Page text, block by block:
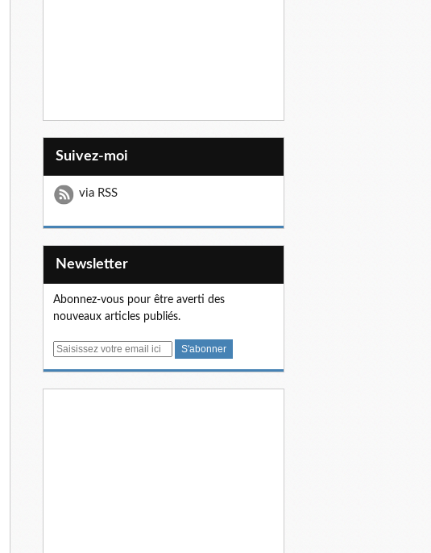
Suivez-moi
via RSS
Newsletter
Abonnez-vous pour être averti des
nouveaux articles publiés.
E